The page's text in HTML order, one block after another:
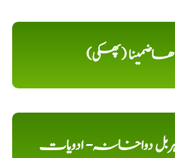
ھاضمینا (پھکی)
ہربل دواخانہ- ادویات